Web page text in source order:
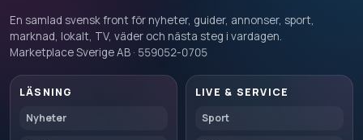
En samlad svensk front för nyheter, guider, annonser, sport,
marknad, lokalt, TV, väder och nästa steg i vardagen.
Marketplace Sverige AB · 559052-0705
LÄSNING
Nyheter
LIVE & SERVICE
Sport